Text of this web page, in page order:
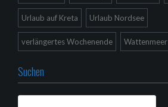
Urlaub auf Kreta Urlaub Nordsee
verlängertes Wochenende Wattenmeer
Suchen